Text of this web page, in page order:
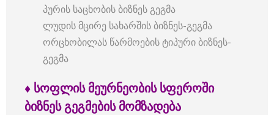
პურის საცხობის ბიზნეს გეგმა
ლუდის მცირე სახარშის ბიზნეს-გეგმა
ორცხობილას წარმოების ტიპური ბიზნეს-
გეგმა
♦ სოფლის მეურნეობის სფეროში
ბიზნეს გეგმების მომზადება